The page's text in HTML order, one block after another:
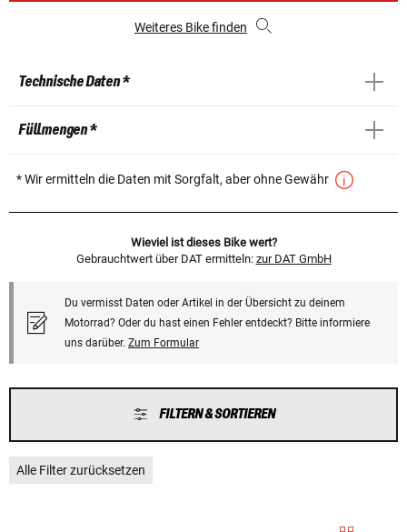
Weiteres Bike finden
Technische Daten *
Füllmengen *
* Wir ermitteln die Daten mit Sorgfalt, aber ohne Gewähr
Wieviel ist dieses Bike wert?
Gebrauchtwert über DAT ermitteln: zur DAT GmbH
Du vermisst Daten oder Artikel in der Übersicht zu deinem
Motorrad? Oder du hast einen Fehler entdeckt? Bitte informiere
uns darüber. Zum Formular
FILTERN & SORTIEREN
Alle Filter zurücksetzen